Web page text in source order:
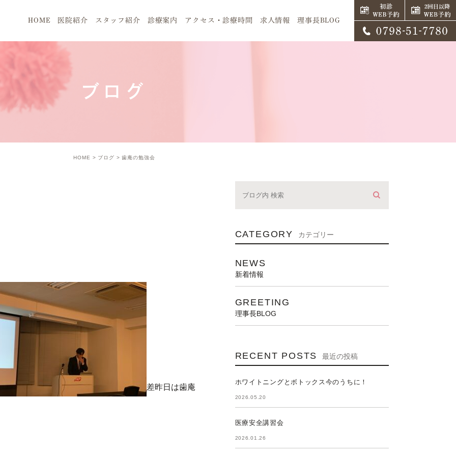
HOME 医院紹介 スタッフ紹介 診療案内 アクセス・診療時間 求人情報 理事長BLOG
ブログ
HOME ブログ 歯庵の勉強会
差昨日は歯庵
CATEGORY カテゴリー
NEWS
新着情報
GREETING
理事長BLOG
RECENT POSTS 最近の投稿
ホワイトニングとボトックス今のうちに！
2026.05.20
医療安全講習会
2026.01.26